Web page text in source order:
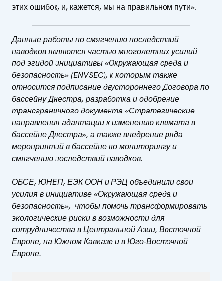
этих ошибок, и, кажется, мы на правильном пути».
Данные работы по смягчению последствий
паводков являются частью многолетних усилий
под эгидой инициативы «Окружающая среда и
безопасность» (ENVSEC), к которым также
относится подписание двустороннего Договора по
бассейну Днестра, разработка и одобрение
трансграничного документа «Стратегические
направления адаптации к изменению климата в
бассейне Днестра», а также внедрение ряда
мероприятий в бассейне по мониторингу и
смягчению последствий паводков.
ОБСЕ, ЮНЕП, ЕЭК ООН и РЭЦ объединили свои
усилия в инициативе «Окружающая среда и
безопасность», чтобы помочь трансформировать
экологические риски в возможности для
сотрудничества в Центральной Азии, Восточной
Европе, на Южном Кавказе и в Юго-Восточной
Европе.